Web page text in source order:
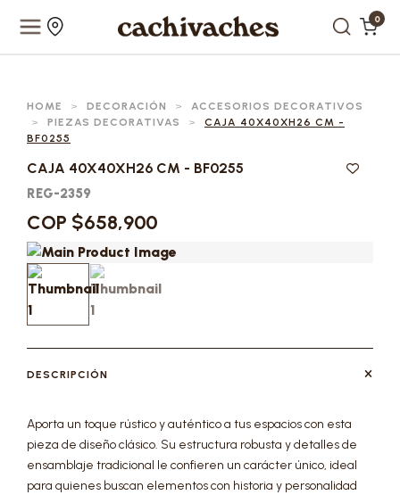
0
HOME > DECORACIÓN >
ACCESORIOS DECORATIVOS
>
PIEZAS DECORATIVAS >
CAJA 40X40XH26 CM -
BF0255
CAJA 40X40XH26 CM - BF0255
REG-2359
COP $658,900
DESCRIPCIÓN
Aporta un toque rústico y auténtico a tus espacios con esta
pieza de diseño clásico. Su estructura robusta y detalles de
ensamblaje tradicional le confieren un carácter único, ideal
para quienes buscan elementos con historia y personalidad